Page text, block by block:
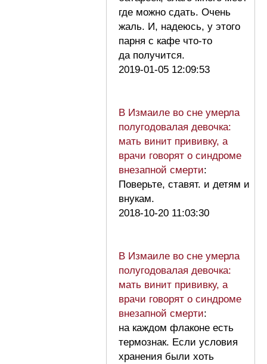
где можно сдать. Очень
жаль. И, надеюсь, у этого
парня с кафе что-то
да получится.
2019-01-05 12:09:53
В Измаиле во сне умерла
полугодовалая девочка:
мать винит прививку, а
врачи говорят о синдроме
внезапной смерти:
Поверьте, ставят. и детям и
внукам.
2018-10-20 11:03:30
В Измаиле во сне умерла
полугодовалая девочка:
мать винит прививку, а
врачи говорят о синдроме
внезапной смерти:
на каждом флаконе есть
термознак. Если условия
хранения были хоть